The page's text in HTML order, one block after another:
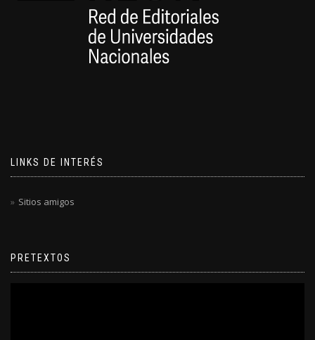
LINKS DE INTERÉS
Sitios amigos
PRETEXTOS